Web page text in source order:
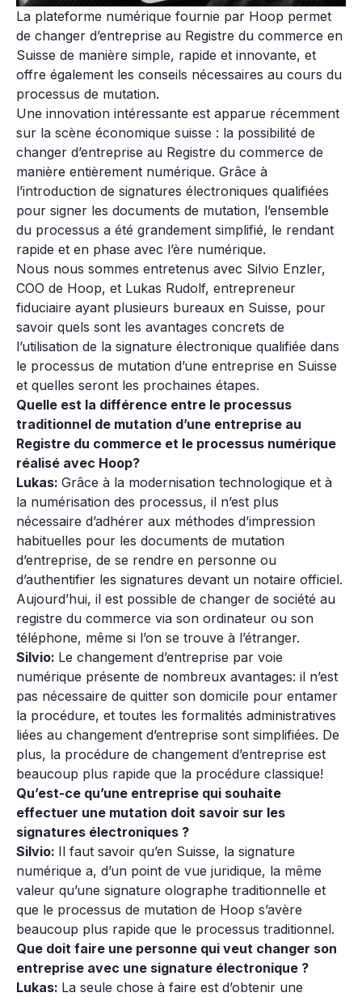
La plateforme numérique fournie par Hoop permet
de changer d’entreprise au Registre du commerce en
Suisse de manière simple, rapide et innovante, et
offre également les conseils nécessaires au cours du
processus de mutation.
Une innovation intéressante est apparue récemment
sur la scène économique suisse : la possibilité de
changer d’entreprise au Registre du commerce de
manière entièrement numérique. Grâce à
l’introduction de signatures électroniques qualifiées
pour signer les documents de mutation, l’ensemble
du processus a été grandement simplifié, le rendant
rapide et en phase avec l’ère numérique.
Nous nous sommes entretenus avec Silvio Enzler,
COO de Hoop, et Lukas Rudolf, entrepreneur
fiduciaire ayant plusieurs bureaux en Suisse, pour
savoir quels sont les avantages concrets de
l’utilisation de la signature électronique qualifiée dans
le processus de mutation d’une entreprise en Suisse
et quelles seront les prochaines étapes.
Quelle est la différence entre le processus
traditionnel de mutation d’une entreprise au
Registre du commerce et le processus numérique
réalisé avec Hoop?
Lukas: Grâce à la modernisation technologique et à
la numérisation des processus, il n’est plus
nécessaire d’adhérer aux méthodes d’impression
habituelles pour les documents de mutation
d’entreprise, de se rendre en personne ou
d’authentifier les signatures devant un notaire officiel.
Aujourd’hui, il est possible de changer de société au
registre du commerce via son ordinateur ou son
téléphone, même si l’on se trouve à l’étranger.
Silvio: Le changement d’entreprise par voie
numérique présente de nombreux avantages: il n’est
pas nécessaire de quitter son domicile pour entamer
la procédure, et toutes les formalités administratives
liées au changement d’entreprise sont simplifiées. De
plus, la procédure de changement d’entreprise est
beaucoup plus rapide que la procédure classique!
Qu’est-ce qu’une entreprise qui souhaite
effectuer une mutation doit savoir sur les
signatures électroniques ?
Silvio: Il faut savoir qu’en Suisse, la signature
numérique a, d’un point de vue juridique, la même
valeur qu’une signature olographe traditionnelle et
que le processus de mutation de Hoop s’avère
beaucoup plus rapide que le processus traditionnel.
Que doit faire une personne qui veut changer son
entreprise avec une signature électronique ?
Lukas: La seule chose à faire est d’obtenir une